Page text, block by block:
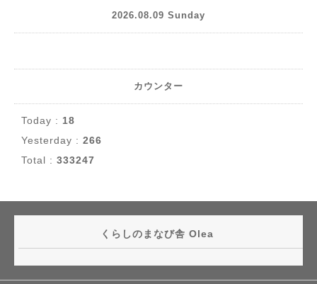
2026.08.09 Sunday
カウンター
Today : 18
Yesterday : 266
Total : 333247
くらしのまなび舎 Olea